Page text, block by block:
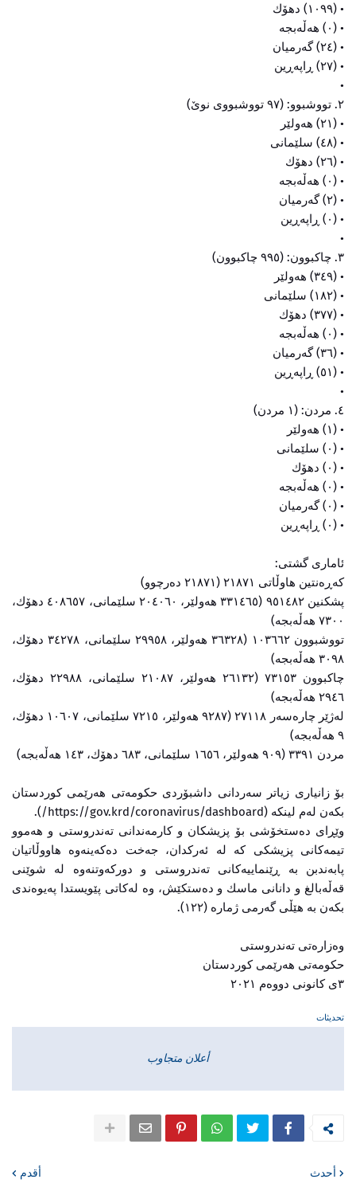
• (١٠٩٩) دهۆك
• (٠) هەڵەبجە
• (٢٤) گەرمیان
• (٢٧) ڕاپەڕین
•
٢. تووشبوو: (٩٧ تووشبووی نوێ)
• (٢١) هەولێر
• (٤٨) سلێمانی
• (٢٦) دهۆك
• (٠) هەڵەبجە
• (٢) گەرمیان
• (٠) ڕاپەڕین
•
٣. چاکبوون: (٩٩٥ چاکبوون)
• (٣٤٩) هەولێر
• (١٨٢) سلێمانی
• (٣٧٧) دهۆك
• (٠) هەڵەبجە
• (٣٦) گەرمیان
• (٥١) ڕاپەڕین
•
٤. مردن: (١ مردن)
• (١) هەولێر
• (٠) سلێمانی
• (٠) دهۆك
• (٠) هەڵەبجە
• (٠) گەرمیان
• (٠) ڕاپەڕین
ئاماری گشتی:
کەڕەنتین هاوڵاتی ٢١٨٧١ (٢١٨٧١ دەرچوو)
پشکنین ٩٥١٤٨٢ (٣٣١٤٦٥ هەولێر، ٢٠٤٠٦٠ سلێمانی، ٤٠٨٦٥٧ دهۆك،
٧٣٠٠ هەڵەبجە)
تووشبوون ١٠٣٦٦٢ (٣٦٣٢٨ هەولێر، ٢٩٩٥٨ سلێمانی، ٣٤٢٧٨ دهۆك،
٣٠٩٨ هەڵەبجە)
چاکبوون ٧٣١٥٣ (٢٦١٣٢ هەولێر، ٢١٠٨٧ سلێمانی، ٢٢٩٨٨ دهۆك،
٢٩٤٦ هەڵەبجە)
لەژێر چارەسەر ٢٧١١٨ (٩٢٨٧ هەولێر، ٧٢١٥ سلێمانی، ١٠٦٠٧ دهۆك،
٩ هەڵەبجە)
مردن ٣٣٩١ (٩٠٩ هەولێر، ١٦٥٦ سلێمانی، ٦٨٣ دهۆك، ١٤٣ هەڵەبجە)
بۆ زانیاری زیاتر سەردانی داشبۆردی حکومەتی هەرێمی کوردستان
بکەن لەم لینکە (https://gov.krd/coronavirus/dashboard/).
وێڕای دەستخۆشی بۆ پزیشکان و کارمەندانی تەندروستی و هەموو
تیمەکانی پزیشکی کە لە ئەرکدان، جەخت دەکەینەوە هاووڵاتیان
پابەندبن بە ڕێنماییەکانی تەندروستی و دورکەوتنەوە لە شوێنی
قەڵەبالغ و دانانی ماسك و دەستکێش، وە لەکاتی پێویستدا پەیوەندی
بکەن بە هێڵی گەرمی ژمارە (١٢٢).
وەزارەتی تەندروستی
حکومەتی هەرێمی کوردستان
٣ی کانونی دووەم ٢٠٢١
تحديثات
أعلان متجاوب
أحدث أقدم